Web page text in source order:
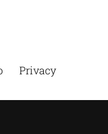
Privacy